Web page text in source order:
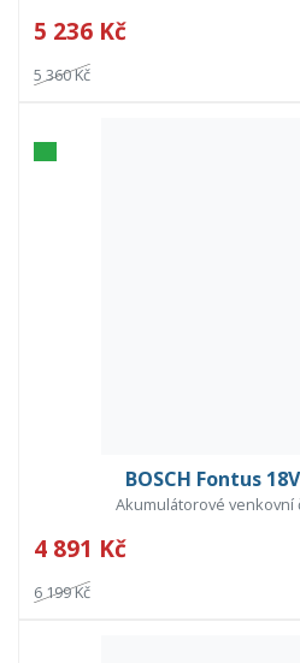
5 236 Kč
5 360 Kč
BOSCH Fontus
Akumulátorové venkovní
4 891 Kč
6 199 Kč